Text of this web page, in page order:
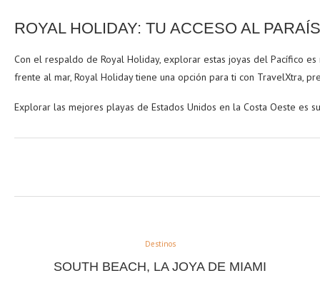
ROYAL HOLIDAY: TU ACCESO AL
Con el respaldo de Royal Holiday, explorar estas joyas del Pacífico
frente al mar, Royal Holiday tiene una opción para ti con TravelXtra,
Explorar las mejores playas de Estados Unidos en la Costa Oeste es
Destinos
SOUTH BEACH, LA JOYA DE MIAMI